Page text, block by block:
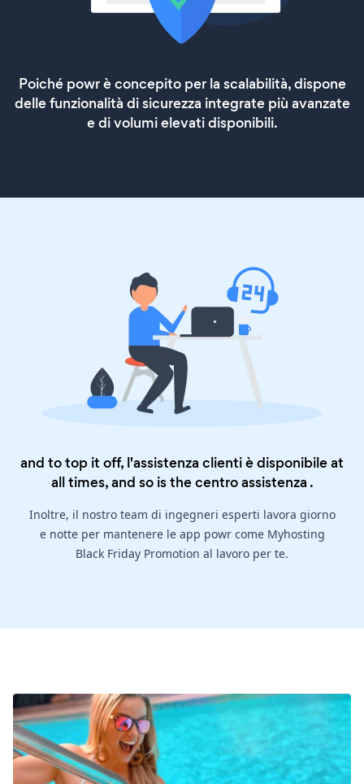
Poiché powr è concepito per la scalabilità, dispone
delle funzionalità di sicurezza integrate più avanzate
e di volumi elevati disponibili.
and to top it off, l'assistenza clienti è disponibile at
all times, and so is thecentro assistenza .
Inoltre, il nostro team di ingegneri esperti lavora giorno
e notte per mantenere le app powr come Myhosting
Black Friday Promotion al lavoro per te.